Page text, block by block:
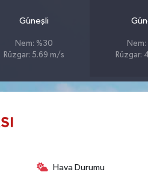
Güneşli
Nem: %30
Rüzgar: 5.69 m/s
Nem:
Rüzgar:
Hava Durumu